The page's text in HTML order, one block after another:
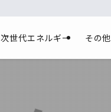
次世代エネルギー その他